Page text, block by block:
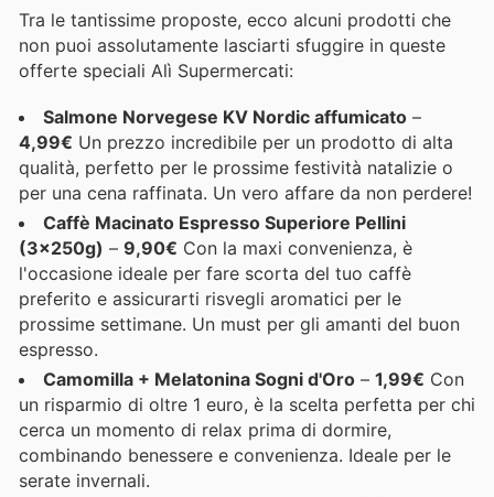
Tra le tantissime proposte, ecco alcuni prodotti che
non puoi assolutamente lasciarti sfuggire in queste
offerte speciali Alì Supermercati:
Salmone Norvegese KV Nordic affumicato –
4,99€ Un prezzo incredibile per un prodotto di alta
qualità, perfetto per le prossime festività natalizie o
per una cena raffinata. Un vero affare da non perdere!
Caffè Macinato Espresso Superiore Pellini
(3x250g) – 9,90€ Con la maxi convenienza, è
l'occasione ideale per fare scorta del tuo caffè
preferito e assicurarti risvegli aromatici per le
prossime settimane. Un must per gli amanti del buon
espresso.
Camomilla + Melatonina Sogni d'Oro – 1,99€ Con
un risparmio di oltre 1 euro, è la scelta perfetta per chi
cerca un momento di relax prima di dormire,
combinando benessere e convenienza. Ideale per le
serate invernali.